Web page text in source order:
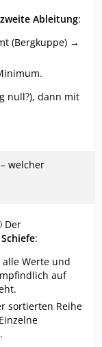
zweite Ableitung:
(Bergkuppe) →
null?), dann mit
welcher
Der
:
Werte und
auf
sortierten Reihe